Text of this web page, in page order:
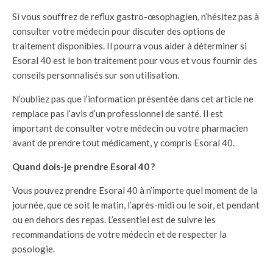
Si vous souffrez de reflux gastro-œsophagien, n’hésitez pas à
consulter votre médecin pour discuter des options de
traitement disponibles. Il pourra vous aider à déterminer si
Esoral 40 est le bon traitement pour vous et vous fournir des
conseils personnalisés sur son utilisation.
N’oubliez pas que l’information présentée dans cet article ne
remplace pas l’avis d’un professionnel de santé. Il est
important de consulter votre médecin ou votre pharmacien
avant de prendre tout médicament, y compris Esoral 40.
Quand dois-je prendre Esoral 40 ?
Vous pouvez prendre Esoral 40 à n’importe quel moment de la
journée, que ce soit le matin, l’après-midi ou le soir, et pendant
ou en dehors des repas. L’essentiel est de suivre les
recommandations de votre médecin et de respecter la
posologie.